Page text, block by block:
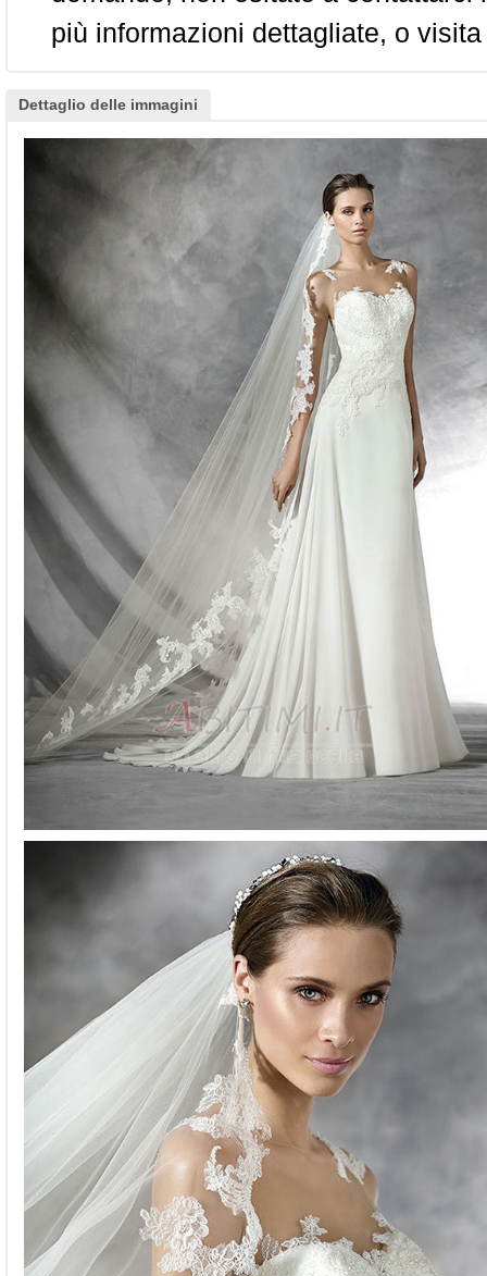
più informazioni dettagliate, o
Dettaglio delle immagini